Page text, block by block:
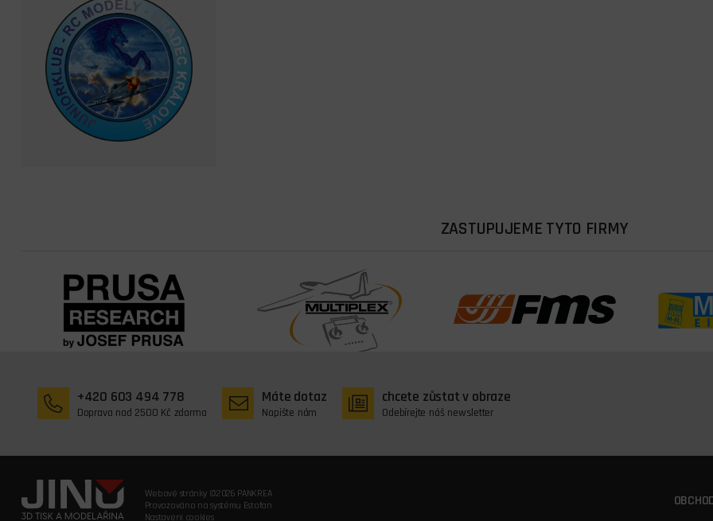
ZASTUPUJEME TYTO FIRMY
+420 603 494 778
Doprava nad 2500 Kč zdarma
Máte dotaz
Napište nám
chcete zůstat v obraze
Odebírejte náš newsletter
Webové stránky ©2026 PANKREA
Provozováno na systému Estofan
Nastavení cookies